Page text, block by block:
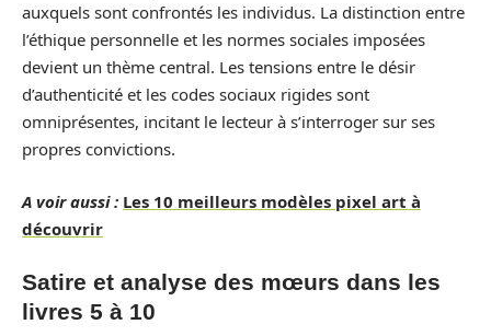
auxquels sont confrontés les individus. La distinction entre
l’éthique personnelle et les normes sociales imposées
devient un thème central. Les tensions entre le désir
d’authenticité et les codes sociaux rigides sont
omniprésentes, incitant le lecteur à s’interroger sur ses
propres convictions.
A voir aussi : Les 10 meilleurs modèles pixel art à
découvrir
Satire et analyse des mœurs dans les
livres 5 à 10